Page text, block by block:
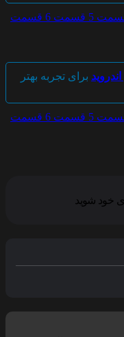
5 قسمت 6
قسمت
برای تجربه بهتر
5 قسمت 6
قسمت
خود شوید